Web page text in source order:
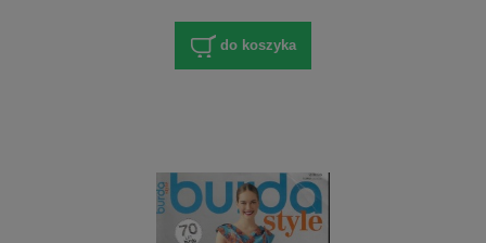
do koszyka